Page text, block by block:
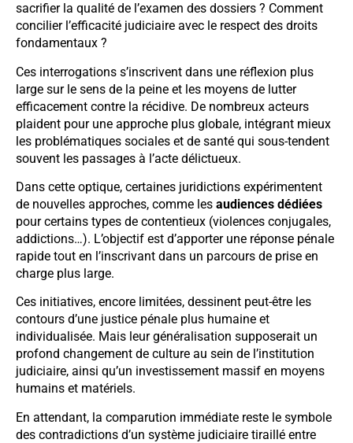
sacrifier la qualité de l’examen des dossiers ? Comment
concilier l’efficacité judiciaire avec le respect des droits
fondamentaux ?
Ces interrogations s’inscrivent dans une réflexion plus
large sur le sens de la peine et les moyens de lutter
efficacement contre la récidive. De nombreux acteurs
plaident pour une approche plus globale, intégrant mieux
les problématiques sociales et de santé qui sous-tendent
souvent les passages à l’acte délictueux.
Dans cette optique, certaines juridictions expérimentent
de nouvelles approches, comme les audiences dédiées
pour certains types de contentieux (violences conjugales,
addictions…). L’objectif est d’apporter une réponse pénale
rapide tout en l’inscrivant dans un parcours de prise en
charge plus large.
Ces initiatives, encore limitées, dessinent peut-être les
contours d’une justice pénale plus humaine et
individualisée. Mais leur généralisation supposerait un
profond changement de culture au sein de l’institution
judiciaire, ainsi qu’un investissement massif en moyens
humains et matériels.
En attendant, la comparution immédiate reste le symbole
des contradictions d’un système judiciaire tiraillé entre